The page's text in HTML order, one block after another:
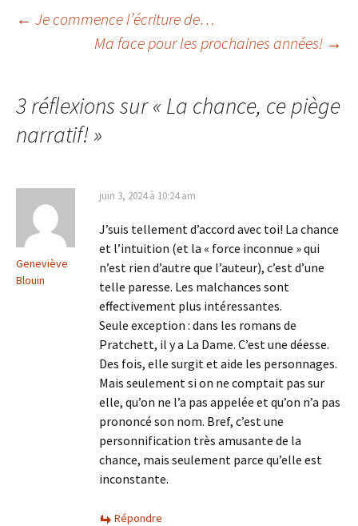
Navigation
des
articles
← Je commence l’écriture de…
Ma face pour les prochaines années! →
3 réflexions sur « La chance, ce piège
narratif!»
Geneviève
Blouin
juin 3, 2024 à 10:24 am
J’suis tellement d’accord avec toi! La chance
et l’intuition (et la « force inconnue » qui
n’est rien d’autre que l’auteur), c’est d’une
telle paresse. Les malchances sont
effectivement plus intéressantes.
Seule exception : dans les romans de
Pratchett, il y a La Dame. C’est une déesse.
Des fois, elle surgit et aide les personnages.
Mais seulement si on ne comptait pas sur
elle, qu’on ne l’a pas appelée et qu’on n’a pas
prononcé son nom. Bref, c’est une
personnification très amusante de la
chance, mais seulement parce qu’elle est
inconstante.
Répondre